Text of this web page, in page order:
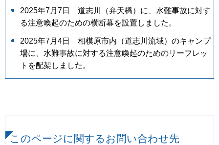
2025年7月7日 道志川（弁天橋）に、水難事故に対す
る注意喚起のための横断幕を設置しました。
2025年7月4日 相模原市内（道志川流域）のキャンプ
場に、水難事故に対する注意喚起のためのリーフレッ
トを配架しました。
このページに関するお問い合わせ先